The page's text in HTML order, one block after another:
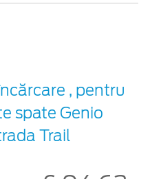
, pentru
spate Genio
Trail